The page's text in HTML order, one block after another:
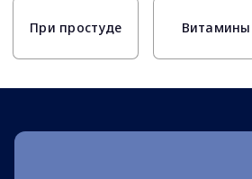
При простуде Витамины